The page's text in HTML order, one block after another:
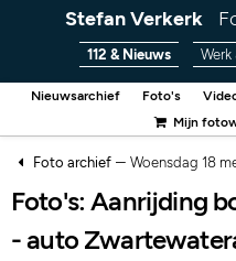
Stefan Verkerk
112 & Nieuws
Nieuwsarchief Foto's
Mijn
Foto archief– Woensdag 18
Foto's: Aanrijding
- auto